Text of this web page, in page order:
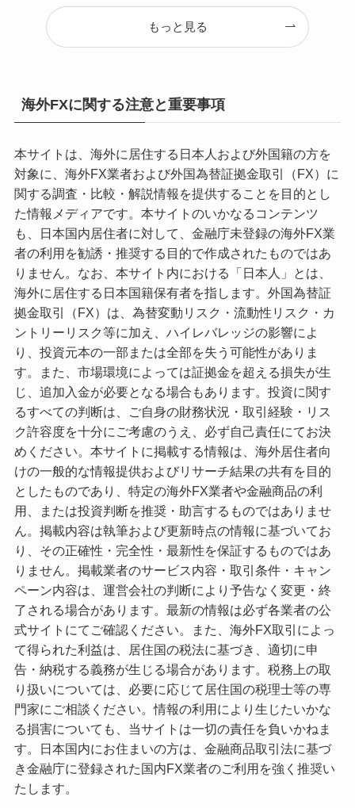
もっと見る
海外FXに関する注意と重要事項
本サイトは、海外に居住する日本人および外国籍の方を
対象に、海外FX業者および外国為替証拠金取引（FX）に
関する調査・比較・解説情報を提供することを目的とし
た情報メディアです。本サイトのいかなるコンテンツ
も、日本国内居住者に対して、金融庁未登録の海外FX業
者の利用を勧誘・推奨する目的で作成されたものではあ
りません。なお、本サイト内における「日本人」とは、
海外に居住する日本国籍保有者を指します。外国為替証
拠金取引（FX）は、為替変動リスク・流動性リスク・カ
ントリーリスク等に加え、ハイレバレッジの影響によ
り、投資元本の一部または全部を失う可能性がありま
す。また、市場環境によっては証拠金を超える損失が生
じ、追加入金が必要となる場合もあります。投資に関す
るすべての判断は、ご自身の財務状況・取引経験・リス
ク許容度を十分にご考慮のうえ、必ず自己責任にてお決
めください。本サイトに掲載する情報は、海外居住者向
けの一般的な情報提供およびリサーチ結果の共有を目的
としたものであり、特定の海外FX業者や金融商品の利
用、または投資判断を推奨・助言するものではありませ
ん。掲載内容は執筆および更新時点の情報に基づいてお
り、その正確性・完全性・最新性を保証するものではあ
りません。掲載業者のサービス内容・取引条件・キャン
ペーン内容は、運営会社の判断により予告なく変更・終
了される場合があります。最新の情報は必ず各業者の公
式サイトにてご確認ください。また、海外FX取引によっ
て得られた利益は、居住国の税法に基づき、適切に申
告・納税する義務が生じる場合があります。税務上の取
り扱いについては、必要に応じて居住国の税理士等の専
門家にご相談ください。情報の利用により生じたいかな
る損害についても、当サイトは一切の責任を負いかねま
す。日本国内にお住まいの方は、金融商品取引法に基づ
き金融庁に登録された国内FX業者のご利用を強く推奨い
たします。